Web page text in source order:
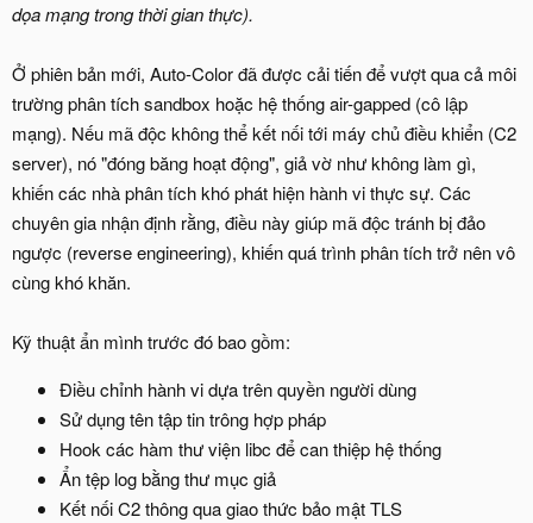
dọa mạng trong thời gian thực).
Ở phiên bản mới, Auto-Color đã được cải tiến để vượt qua cả môi
trường phân tích sandbox hoặc hệ thống air-gapped (cô lập
mạng). Nếu mã độc không thể kết nối tới máy chủ điều khiển (C2
server), nó "đóng băng hoạt động", giả vờ như không làm gì,
khiến các nhà phân tích khó phát hiện hành vi thực sự. Các
chuyên gia nhận định rằng, điều này giúp mã độc tránh bị đảo
ngược (reverse engineering), khiến quá trình phân tích trở nên vô
cùng khó khăn.
Kỹ thuật ẩn mình trước đó bao gồm:
Điều chỉnh hành vi dựa trên quyền người dùng
Sử dụng tên tập tin trông hợp pháp
Hook các hàm thư viện libc để can thiệp hệ thống
Ẩn tệp log bằng thư mục giả
Kết nối C2 thông qua giao thức bảo mật TLS